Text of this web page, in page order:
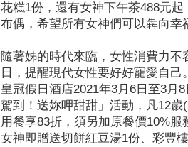
花糕1份，還有女神下午茶488元
布偶，希望所有女神們可以犇向幸
隨著姊的時代來臨，女性消費力
日，提醒現代女性要好好寵愛自
皇冠假日酒店2021年3月6日至3月
駕到！送妳呷甜甜」活動，凡12
用餐享83折，須另加原餐價10%
女神即贈送切餅紅豆湯1份、彩豐